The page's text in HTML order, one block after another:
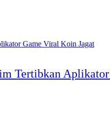
Tertibkan